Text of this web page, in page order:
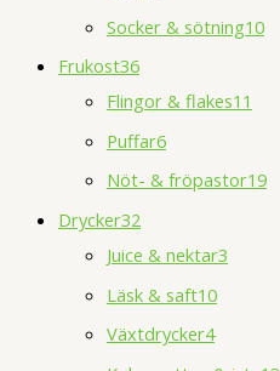
Socker & sötning10
Frukost36
Flingor & flakes11
Puffar6
Nöt- & fröpastor19
Drycker32
Juice & nektar3
Läsk & saft10
Växtdrycker4